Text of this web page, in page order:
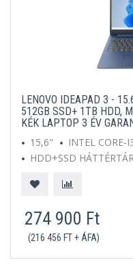
LENOVO IDEAPAD 3 -
512GB SSD+ 1TB HDD,
KÉK LAPTOP 3 ÉV
15,6"
INTEL CORE-
HDD+SSD
274 900 Ft
(216 456 FT + ÁFA)